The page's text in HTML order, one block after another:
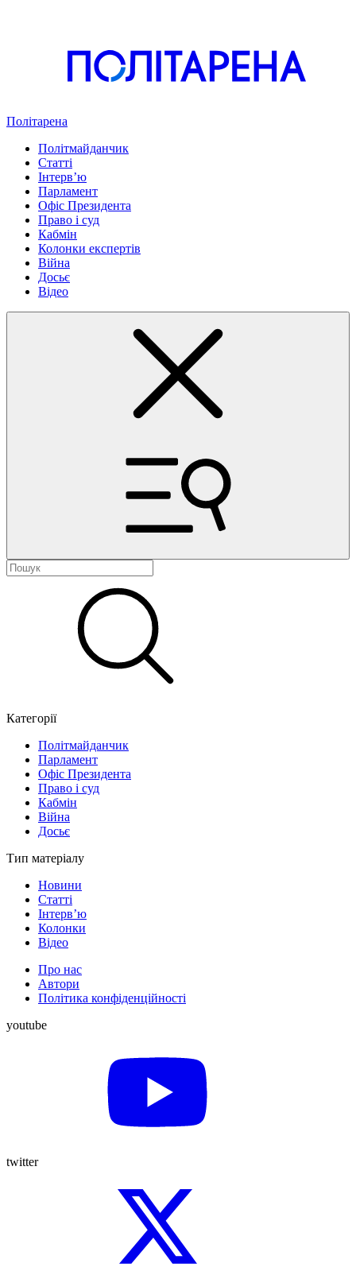
Політарена
Політмайданчик
Статті
Інтервʼю
Парламент
Офіс Президента
Право і суд
Кабмін
Колонки експертів
Війна
Досьє
Відео
Категорії
Політмайданчик
Парламент
Офіс Президента
Право і суд
Кабмін
Війна
Досьє
Тип матеріалу
Новини
Статті
Інтерв’ю
Колонки
Відео
Про нас
Автори
Політика конфіденційності
youtube
twitter